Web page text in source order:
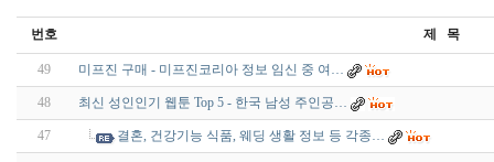
번호 제 목
49 미프진 구매 - 미프진코리아 정보 임신 중 여…
48 최신 성인인기 웹툰 Top 5 - 한국 남성 주인공…
47 결혼, 건강기능 식품, 웨딩 생활 정보 등 각종…